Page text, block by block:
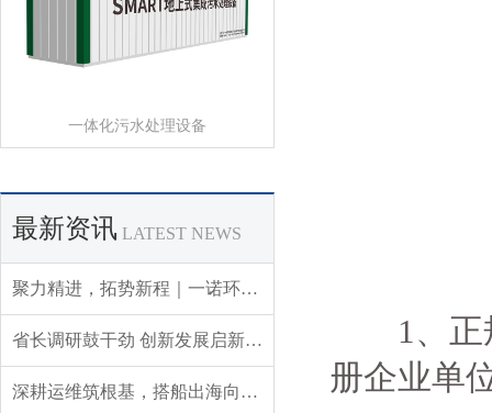
一体化污水处理设备
最新资讯 LATEST NEWS
聚力精进，拓势新程｜一诺环境 2026 年 Q3 销售集中营圆满收官
省长调研鼓干劲 创新发展启新程——辽宁省委副书记、省长王新伟莅临一诺环境调研指导
深耕运维筑根基，搭船出海向未来｜一诺环境 2026 年度盛典圆满举行
1、正
册企业单